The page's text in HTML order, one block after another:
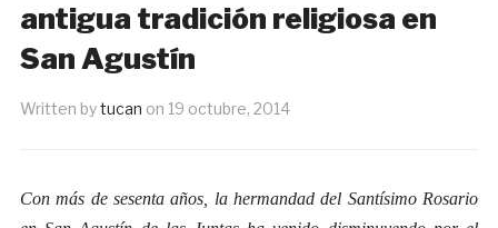
antigua tradición religiosa en
San Agustín
Written bytucan on 19 octubre, 2014
Con más de sesenta años, la hermandad del Santísimo Rosario